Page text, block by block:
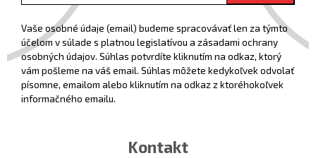
Vaše osobné údaje (email) budeme spracovávať len za týmto
účelom v súlade s platnou legislatívou a zásadami ochrany
osobných údajov. Súhlas potvrdíte kliknutím na odkaz, ktorý
vám pošleme na váš email. Súhlas môžete kedykoľvek odvolať
písomne, emailom alebo kliknutím na odkaz z ktoréhokoľvek
informačného emailu.
Kontakt